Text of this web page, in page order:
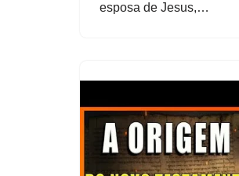
esposa de Jesus,…